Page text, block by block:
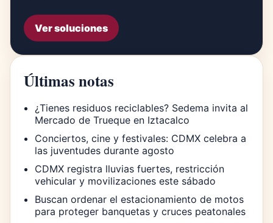
Ver soluciones
Últimas notas
¿Tienes residuos reciclables? Sedema invita al
Mercado de Trueque en Iztacalco
Conciertos, cine y festivales: CDMX celebra a
las juventudes durante agosto
CDMX registra lluvias fuertes, restricción
vehicular y movilizaciones este sábado
Buscan ordenar el estacionamiento de motos
para proteger banquetas y cruces peatonales